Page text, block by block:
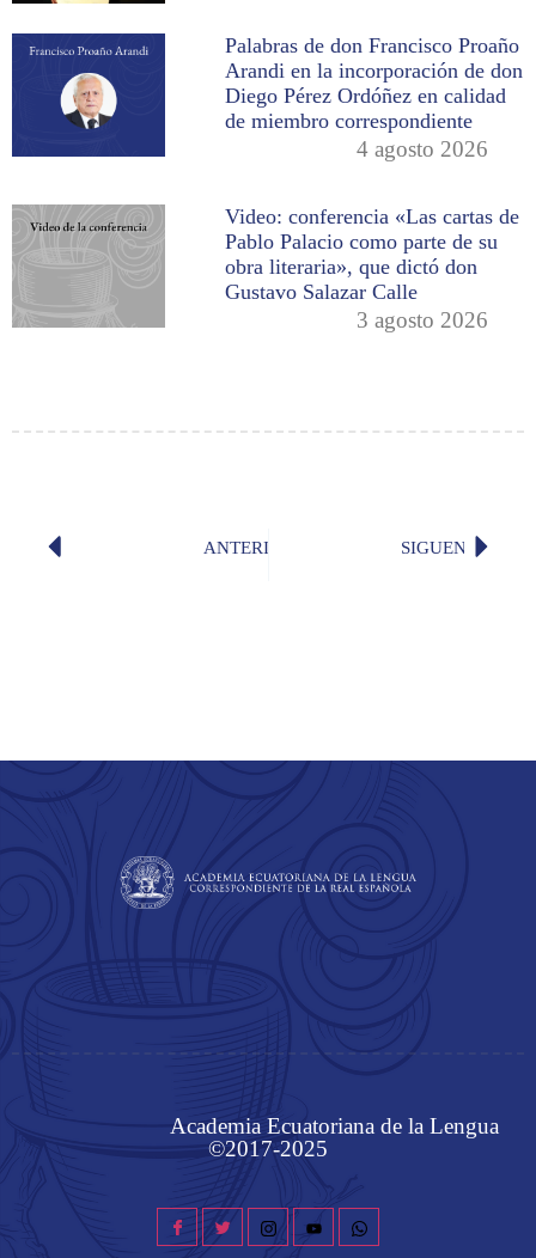
Palabras de don Francisco Proaño
Arandi en la incorporación de don
Diego Pérez Ordóñez en calidad
de miembro correspondiente
4 agosto 2026
Video: conferencia «Las cartas de
Pablo Palacio como parte de su
obra literaria», que dictó don
Gustavo Salazar Calle
3 agosto 2026
ANTERIOR «’Cuerpo presente’, de Siomara
SIGUENTE
Academia Ecuatoriana de la Lengua
©2017-2025